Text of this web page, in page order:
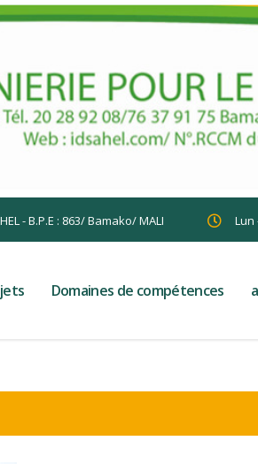
- B.P.E : 863/ Bamako/ MALI Lun
Domaines de compétences